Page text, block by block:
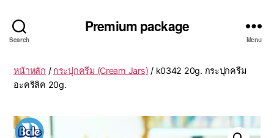
Search
Premium package
Menu
หน้าหลัก / กระปุกครีม (Cream Jars) / k0342 20g. กระปุกครีม
อะคริลิค 20g.